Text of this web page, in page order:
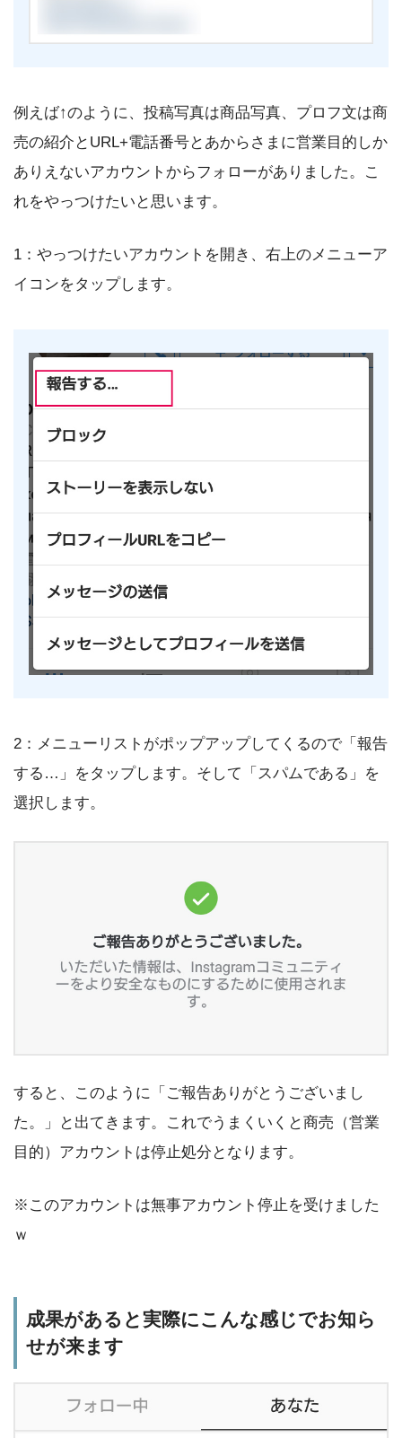
例えば↑のように、投稿写真は商品写真、プロフ文は商
売の紹介とURL+電話番号とあからさまに営業目的しか
ありえないアカウントからフォローがありました。こ
れをやっつけたいと思います。
1：やっつけたいアカウントを開き、右上のメニューア
イコンをタップします。
2：メニューリストがポップアップしてくるので「報告
する…」をタップします。そして「スパムである」を
選択します。
すると、このように「ご報告ありがとうございまし
た。」と出てきます。これでうまくいくと商売（営業
目的）アカウントは停止処分となります。
※このアカウントは無事アカウント停止を受けました
ｗ
成果があると実際にこんな感じでお知ら
せが来ます